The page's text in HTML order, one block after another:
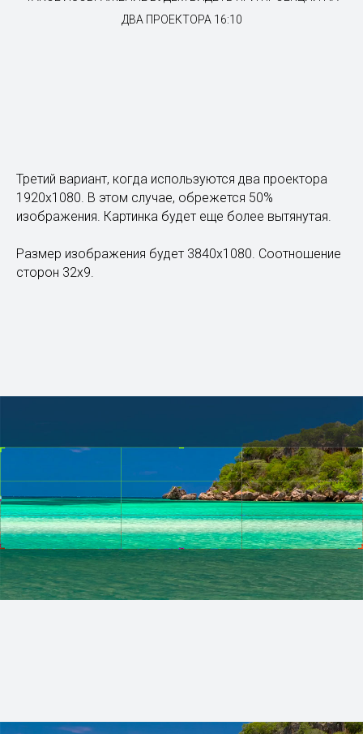
ДВА ПРОЕКТОРА 16:10
Третий вариант, когда используются два проектора
1920х1080. В этом случае, обрежется 50%
изображения. Картинка будет еще более вытянутая.
Размер изображения будет 3840х1080. Соотношение
сторон 32х9.